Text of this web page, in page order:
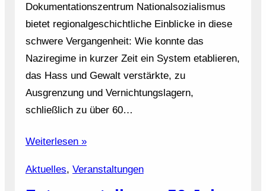
Dokumentationszentrum Nationalsozialismus
bietet regionalgeschichtliche Einblicke in diese
schwere Vergangenheit: Wie konnte das
Naziregime in kurzer Zeit ein System etablieren,
das Hass und Gewalt verstärkte, zu
Ausgrenzung und Vernichtungslagern,
schließlich zu über 60…
Weiterlesen »
Aktuelles, Veranstaltungen